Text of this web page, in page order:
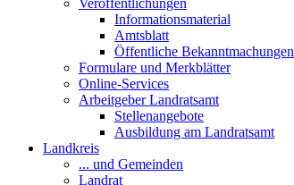
Veröffentlichungen
Informationsmaterial
Amtsblatt
Öffentliche Bekanntmachungen
Formulare und Merkblätter
Online-Services
Arbeitgeber Landratsamt
Stellenangebote
Ausbildung am Landratsamt
Landkreis
... und Gemeinden
Landrat